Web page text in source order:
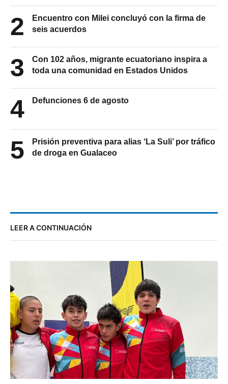
2
Encuentro con Milei concluyó con la firma de
seis acuerdos
3
Con 102 años, migrante ecuatoriano inspira a
toda una comunidad en Estados Unidos
4 Defunciones 6 de agosto
5
Prisión preventiva para alias ‘La Suli’ por tráfico
de droga en Gualaceo
LEER A CONTINUACIÓN